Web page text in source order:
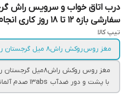
سفارشی بازه ۱۲ تا ۱۸ روز کاری انجام خواهد شد)
تیپ کالا
مغز روس روکش راش۸ میل گرجستان روکش شده ۱۳ صدم آلمانی
با پشت و دور ضدآب ۱۳abs صدم آلمانی برای سرویس بهداشتی